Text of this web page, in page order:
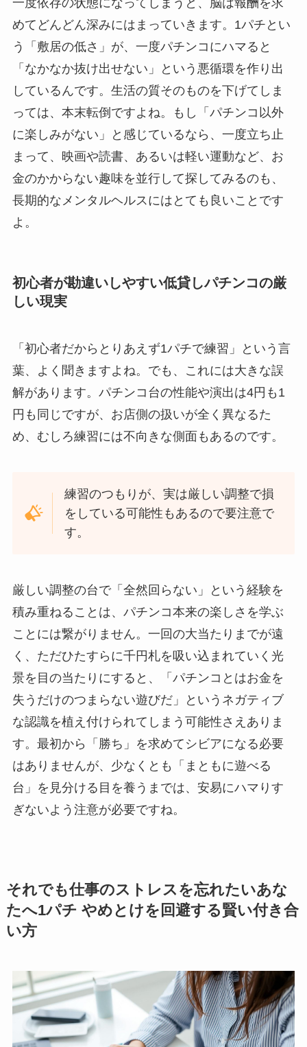
めてどんどん深みにはまっていきます。1パチとい
う「敷居の低さ」が、一度パチンコにハマると
「なかなか抜け出せない」という悪循環を作り出
しているんです。生活の質そのものを下げてしま
っては、本末転倒ですよね。もし「パチンコ以外
に楽しみがない」と感じているなら、一度立ち止
まって、映画や読書、あるいは軽い運動など、お
金のかからない趣味を並行して探してみるのも、
長期的なメンタルヘルスにはとても良いことです
よ。
初心者が勘違いしやすい低貸しパチンコの厳
しい現実
「初心者だからとりあえず1パチで練習」という言
葉、よく聞きますよね。でも、これには大きな誤
解があります。パチンコ台の性能や演出は4円も1
円も同じですが、お店側の扱いが全く異なるた
め、むしろ練習には不向きな側面もあるのです。
練習のつもりが、実は厳しい調整で損
をしている可能性もあるので要注意で
す。
厳しい調整の台で「全然回らない」という経験を
積み重ねることは、パチンコ本来の楽しさを学ぶ
ことには繋がりません。一回の大当たりまでが遠
く、ただひたすらに千円札を吸い込まれていく光
景を目の当たりにすると、「パチンコとはお金を
失うだけのつまらない遊びだ」というネガティブ
な認識を植え付けられてしまう可能性さえありま
す。最初から「勝ち」を求めてシビアになる必要
はありませんが、少なくとも「まともに遊べる
台」を見分ける目を養うまでは、安易にハマりす
ぎないよう注意が必要ですね。
それでも仕事のストレスを忘れたいあな
たへ1パチ やめとけを回避する賢い付き合
い方